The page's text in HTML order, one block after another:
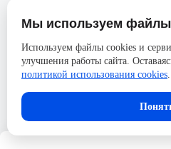
Производитель
Серия
Номинальный ток
Напряжение, В
Количество полюсов
Пожалуйста,
возможность оставлять
Представленные изображения и
без предварительного уведомления.
ответственности в случае не
размещённым в карточке товара.
Мы используем
Используем файлы cookies и
улучшения работы сайта.
политикой использования cookies.